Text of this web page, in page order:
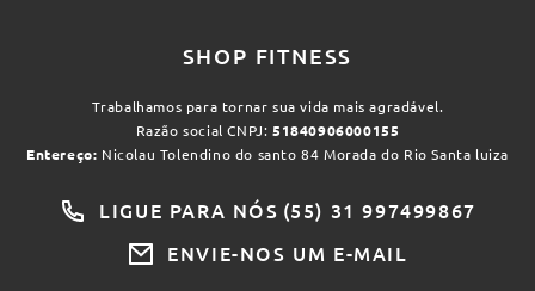
SHOP FITNESS
Trabalhamos para tornar sua vida mais agradável.
Razão social CNPJ: 51840906000155
Entereço: Nicolau Tolendino do santo 84 Morada do Rio Santa luiza
LIGUE PARA NÓS (55) 31 997499867
ENVIE-NOS UM E-MAIL